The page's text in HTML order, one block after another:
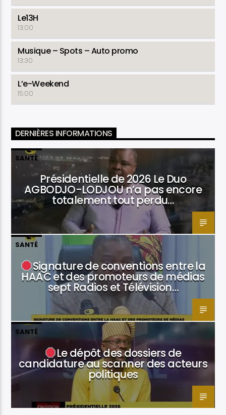
Le13H
13:00
Musique – Spots – Auto promo
13:30
L’e-Weekend
15:00
DERNIÈRES INFORMATIONS
SANTÉ
Présidentielle de 2026 Le Duo
AGBODJO-LODJOU n’a pas encore
totalement tout perdu…
SANTÉ
Signature de conventions entre la
HAAC et des promoteurs de médias
sept Radios et Télévision…
SANTÉ
Le dépôt des dossiers de
candidature au scanner des acteurs
politiques